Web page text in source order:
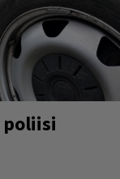
poliisi